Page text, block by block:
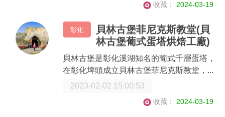
收藏： 2024-03-19
彰化
貝林古堡菲尼克斯教堂(貝
林古堡葡式蛋塔烘焙工廠)
貝林古堡是彰化溪湖知名的葡式千層蛋塔，
在彰化埤頭成立貝林古堡菲尼克斯教堂，...
2023-02-02 15:00:53
收藏： 2024-03-19